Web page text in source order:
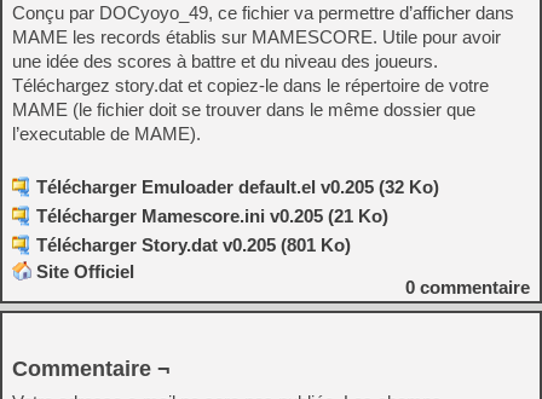
Conçu par DOCyoyo_49, ce fichier va permettre d’afficher dans
MAME les records établis sur MAMESCORE. Utile pour avoir
une idée des scores à battre et du niveau des joueurs.
Téléchargez story.dat et copiez-le dans le répertoire de votre
MAME (le fichier doit se trouver dans le même dossier que
l’executable de MAME).
Télécharger Emuloader default.el v0.205 (32 Ko)
Télécharger Mamescore.ini v0.205 (21 Ko)
Télécharger Story.dat v0.205 (801 Ko)
Site Officiel
0 commentaire
Commentaire ¬